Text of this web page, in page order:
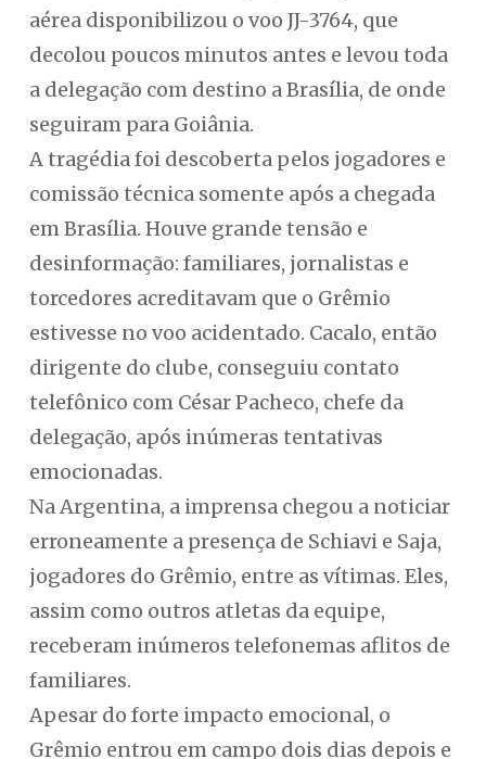
aérea disponibilizou o voo JJ-3764, que
decolou poucos minutos antes e levou toda
a delegação com destino a Brasília, de onde
seguiram para Goiânia.
A tragédia foi descoberta pelos jogadores e
comissão técnica somente após a chegada
em Brasília. Houve grande tensão e
desinformação: familiares, jornalistas e
torcedores acreditavam que o Grêmio
estivesse no voo acidentado. Cacalo, então
dirigente do clube, conseguiu contato
telefônico com César Pacheco, chefe da
delegação, após inúmeras tentativas
emocionadas.
Na Argentina, a imprensa chegou a noticiar
erroneamente a presença de Schiavi e Saja,
jogadores do Grêmio, entre as vítimas. Eles,
assim como outros atletas da equipe,
receberam inúmeros telefonemas aflitos de
familiares.
Apesar do forte impacto emocional, o
Grêmio entrou em campo dois dias depois e